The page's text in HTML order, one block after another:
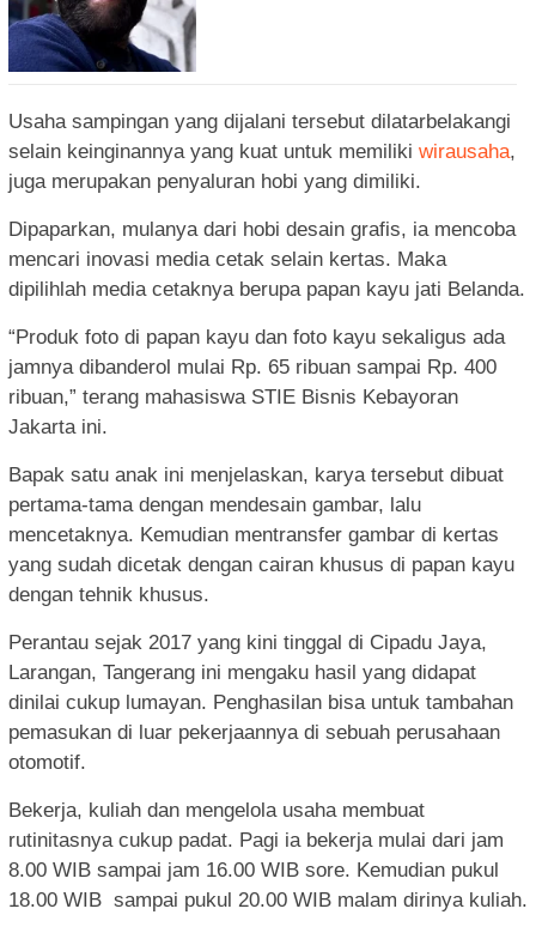
Usaha sampingan yang dijalani tersebut dilatarbelakangi
selain keinginannya yang kuat untuk memiliki wirausaha,
juga merupakan penyaluran hobi yang dimiliki.
Dipaparkan, mulanya dari hobi desain grafis, ia mencoba
mencari inovasi media cetak selain kertas. Maka
dipilihlah media cetaknya berupa papan kayu jati Belanda.
“Produk foto di papan kayu dan foto kayu sekaligus ada
jamnya dibanderol mulai Rp. 65 ribuan sampai Rp. 400
ribuan,” terang mahasiswa STIE Bisnis Kebayoran
Jakarta ini.
Bapak satu anak ini menjelaskan, karya tersebut dibuat
pertama-tama dengan mendesain gambar, lalu
mencetaknya. Kemudian mentransfer gambar di kertas
yang sudah dicetak dengan cairan khusus di papan kayu
dengan tehnik khusus.
Perantau sejak 2017 yang kini tinggal di Cipadu Jaya,
Larangan, Tangerang ini mengaku hasil yang didapat
dinilai cukup lumayan. Penghasilan bisa untuk tambahan
pemasukan di luar pekerjaannya di sebuah perusahaan
otomotif.
Bekerja, kuliah dan mengelola usaha membuat
rutinitasnya cukup padat. Pagi ia bekerja mulai dari jam
8.00 WIB sampai jam 16.00 WIB sore. Kemudian pukul
18.00 WIB sampai pukul 20.00 WIB malam dirinya kuliah.